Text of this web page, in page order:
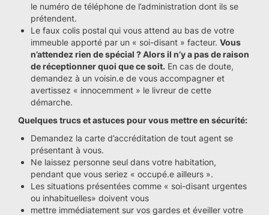
le numéro de téléphone de l’administration dont ils se
prétendent.
Le faux colis postal qui vous attend au bas de votre
immeuble apporté par un « soi-disant » facteur. Vous
n’attendez rien de spécial ? Alors il n’y a pas de raison
de réceptionner quoi que ce soit. En cas de doute,
demandez à un voisin.e de vous accompagner et
avertissez « innocemment » le livreur de cette
démarche.
Quelques trucs et astuces pour vous mettre en sécurité:
Demandez la carte d’accréditation de tout agent se
présentant à vous.
Ne laissez personne seul dans votre habitation,
pendant que vous seriez « occupé.e ailleurs ».
Les situations présentées comme « soi-disant urgentes
ou inhabituelles» doivent vous
mettre immédiatement sur vos gardes et éveiller votre